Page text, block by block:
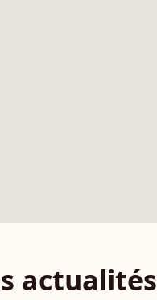
actualités